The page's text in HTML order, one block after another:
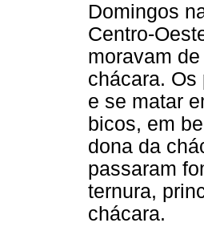
Domingos
Centro-
moravam
chácara. Os
e se matar
bicos, em
dona da
passaram
ternura,
chácara.